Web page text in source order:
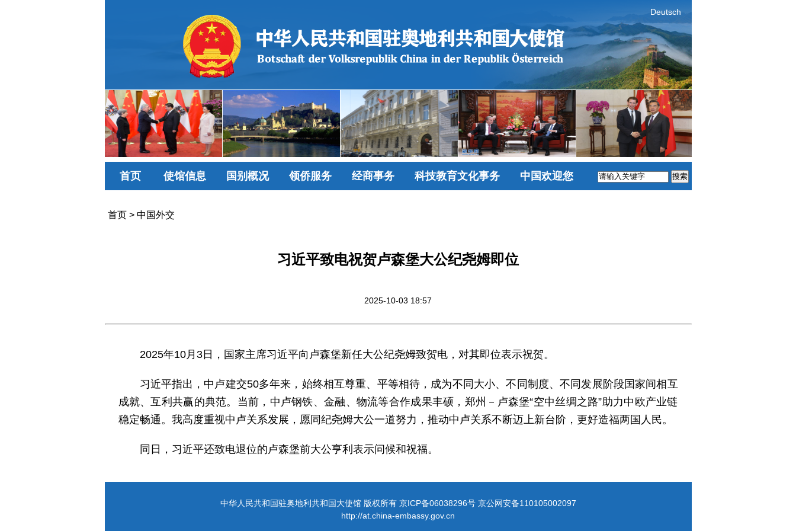
Deutsch
首页 使馆信息 国别概况 领侨服务 经商事务 科技教育文化事务 中国欢迎您 搜索
首页> 中国外交
习近平致电祝贺卢森堡大公纪尧姆即位
2025-10-03 18:57
2025年10月3日，国家主席习近平向卢森堡新任大公纪尧姆致贺电，对其即位表示祝贺。
习近平指出，中卢建交50多年来，始终相互尊重、平等相待，成为不同大小、不同制度、不同发展阶段国家间相互
成就、互利共赢的典范。当前，中卢钢铁、金融、物流等合作成果丰硕，郑州－卢森堡“空中丝绸之路”助力中欧产业链
稳定畅通。我高度重视中卢关系发展，愿同纪尧姆大公一道努力，推动中卢关系不断迈上新台阶，更好造福两国人民。
同日，习近平还致电退位的卢森堡前大公亨利表示问候和祝福。
中华人民共和国驻奥地利共和国大使馆 版权所有 京ICP备06038296号 京公网安备110105002097
http://at.china-embassy.gov.cn